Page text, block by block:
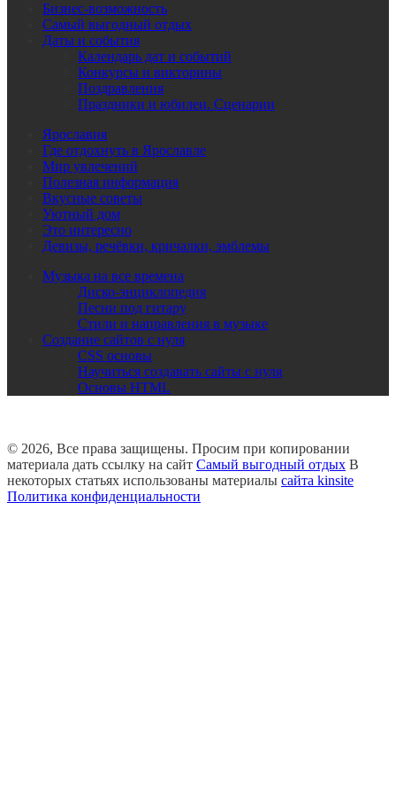
Бизнес-возможность
Самый выгодный отдых
Даты и события
Календарь дат и событий
Конкурсы и викторины
Поздравления
Праздники и юбилеи. Сценарии
Ярославия
Где отдохнуть в Ярославле
Мир увлечений
Полезная информация
Вкусные советы
Уютный дом
Это интересно
Девизы, речёвки, кричалки, эмблемы
Музыка на все времена
Диско-энциклопедия
Песни под гитару
Стили и направления в музыке
Создание сайтов с нуля
CSS основы
Научиться создавать сайты с нуля
Основы HTML
© 2026, Все права защищены. Просим при копировании
материала дать ссылку на сайт Самый выгодный отдых В
некоторых статьях использованы материалы сайта kinsite
Политика конфиденциальности